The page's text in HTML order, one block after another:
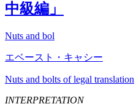
中級編」
Nuts and bol
エベースト・キャシー
Nuts and bolts of legal translation
INTERPRETATION